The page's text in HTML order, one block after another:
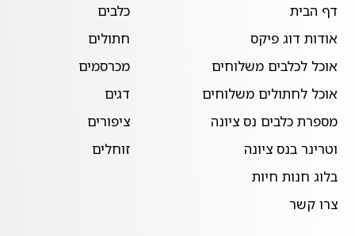
דף הבית
אודות דוג פיקס
אוכל לכלבים משלוחים
אוכל לחתולים משלוחים
מספרת כלבים נס ציונה
וטרינר בנס ציונה
בלוג חנות חיות
צרו קשר
כלבים
חתולים
מכרסמים
דגים
ציפורים
זוחלים